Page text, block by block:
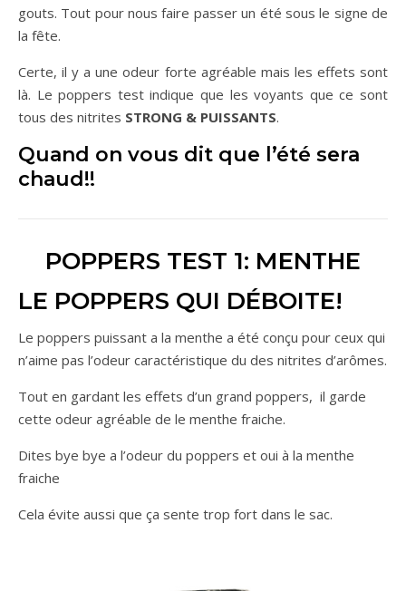
gouts. Tout pour nous faire passer un été sous le signe de
la fête.
Certe, il y a une odeur forte agréable mais les effets sont
là. Le poppers test indique que les voyants que ce sont
tous des nitrites STRONG & PUISSANTS.
Quand on vous dit que l’été sera
chaud!!
POPPERS TEST 1: MENTHE
LE POPPERS QUI DÉBOITE!
Le poppers puissant a la menthe a été conçu pour ceux qui
n’aime pas l’odeur caractéristique du des nitrites d’arômes.
Tout en gardant les effets d’un grand poppers, il garde
cette odeur agréable de le menthe fraiche.
Dites bye bye a l’odeur du poppers et oui à la menthe
fraiche
Cela évite aussi que ça sente trop fort dans le sac.